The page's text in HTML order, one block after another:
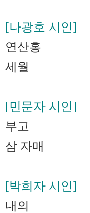
[나광호 시인]
연산홍
세월
[민문자 시인]
부고
삼 자매
[박희자 시인]
내의